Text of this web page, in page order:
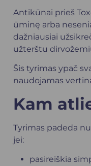
Antikūnai prieš
ūminę arba
dažniausiai
užterštu
Šis tyrimas ypač
naudojamas
Kam
Tyrimas padeda
jei:
pasireiškia